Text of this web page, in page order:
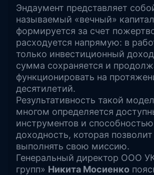
Эндаумент представляет
называемый «вечный»
формируется за счет
расходуется напрямую: в
только инвестиционный
сумма сохраняется и
функционировать на
десятилетий.
Результативность такой
многом определяется
инструментов и
доходность, которая
выполнять свою миссию.
Генеральный директор ООО
групп» Никита Мосиенко